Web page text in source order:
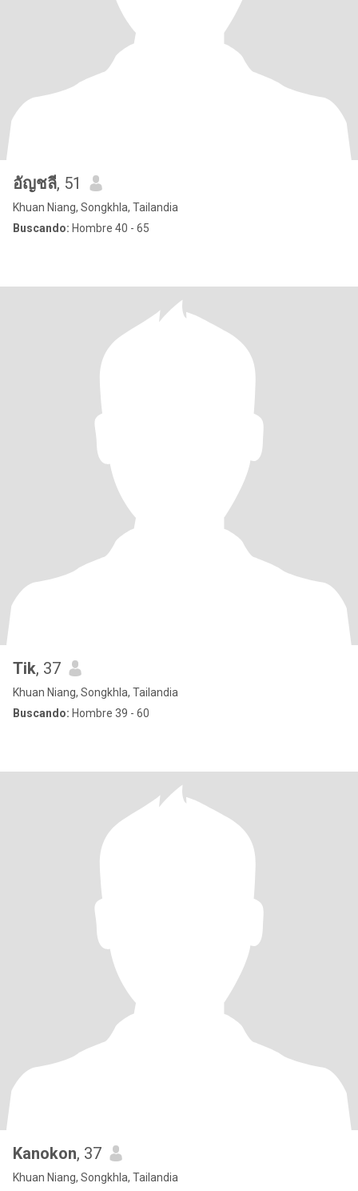
อัญชลี, 51
Khuan Niang, Songkhla, Tailandia
Buscando: Hombre 40 - 65
Tik, 37
Khuan Niang, Songkhla, Tailandia
Buscando: Hombre 39 - 60
Kanokon, 37
Khuan Niang, Songkhla, Tailandia